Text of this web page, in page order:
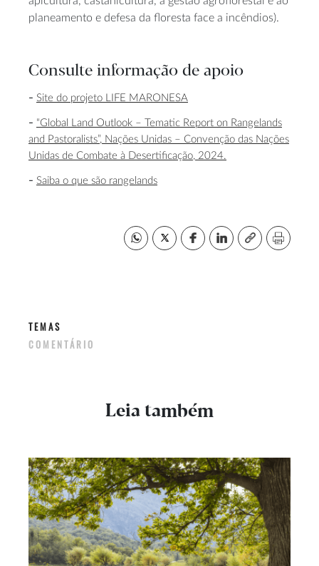
planeamento e defesa da floresta face a incêndios).
Consulte informação de apoio
Site do projeto LIFE MARONESA
“Global Land Outlook – Tematic Report on Rangelands
and Pastoralists”, Nações Unidas – Convenção das Nações
Unidas de Combate à Desertificação, 2024.
Saiba o que são rangelands
TEMAS
COMENTÁRIO
Leia também